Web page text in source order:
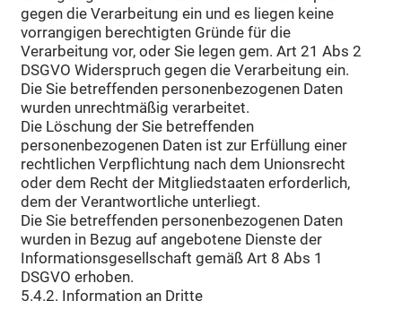
gegen die Verarbeitung ein und es liegen keine
vorrangigen berechtigten Gründe für die
Verarbeitung vor, oder Sie legen gem. Art 21 Abs 2
DSGVO Widerspruch gegen die Verarbeitung ein.
Die Sie betreffenden personenbezogenen Daten
wurden unrechtmäßig verarbeitet.
Die Löschung der Sie betreffenden
personenbezogenen Daten ist zur Erfüllung einer
rechtlichen Verpflichtung nach dem Unionsrecht
oder dem Recht der Mitgliedstaaten erforderlich,
dem der Verantwortliche unterliegt.
Die Sie betreffenden personenbezogenen Daten
wurden in Bezug auf angebotene Dienste der
Informationsgesellschaft gemäß Art 8 Abs 1
DSGVO erhoben.
5.4.2. Information an Dritte